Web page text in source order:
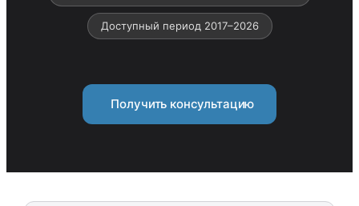
Доступный период 2017–2026
Получить консультацию